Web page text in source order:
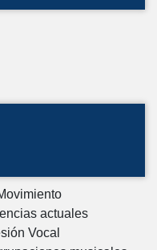
actuales
Vocal